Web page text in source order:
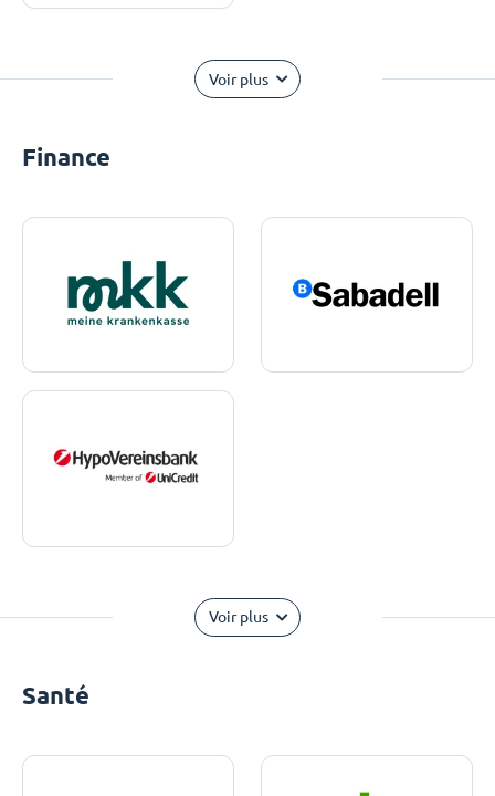
Voir plus
Finance
Voir plus
Santé